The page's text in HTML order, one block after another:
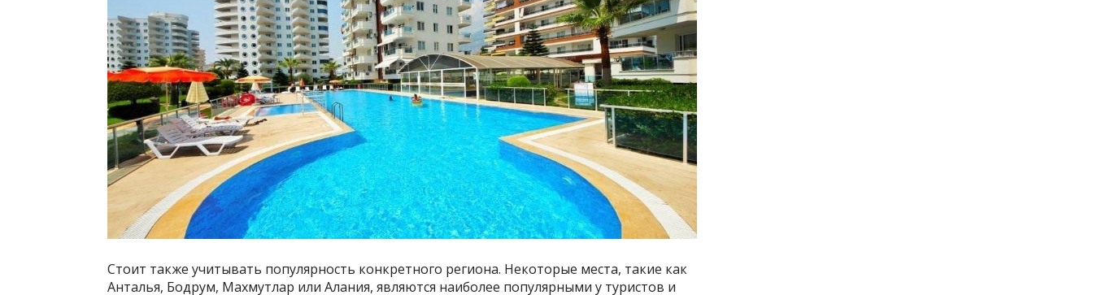
Стоит также учитывать популярность конкретного региона. Некоторые места, такие как
Анталья, Бодрум, Махмутлар или Алания, являются наиболее популярными у туристов и